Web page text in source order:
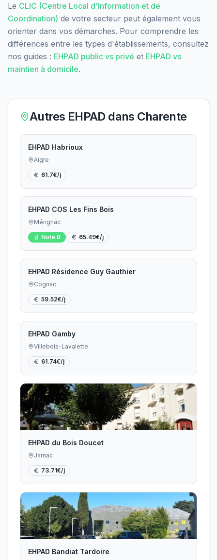
Le CLIC (Centre Local d'Information et de
Coordination) de votre secteur peut également vous
orienter dans vos démarches. Pour comprendre les
différences entre les types d'établissements, consultez
nos guides : EHPAD public vs privé et EHPAD vs
maintien à domicile.
Autres EHPAD dans Charente
EHPAD Habrioux
Aigre
61.7€/j
EHPAD COS Les Fins Bois
Mérignac
Note B 65.49€/j
EHPAD Résidence Guy Gauthier
Cognac
59.52€/j
EHPAD Gamby
Villebois-Lavalette
61.74€/j
EHPAD du Bois Doucet
Jarnac
73.71€/j
EHPAD Bandiat Tardoire